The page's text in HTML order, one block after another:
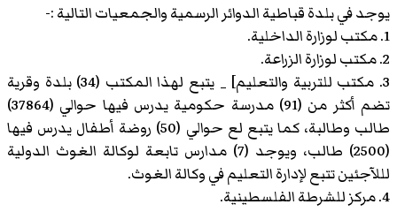
يوجد في بلدة قباطية الدوائر الرسمية والجمعيات التالية :-
1. مكتب لوزارة الداخلية.
2. مكتب لوزارة الزراعة.
3. مكتب للتربية والتعليم] _ يتبع لهذا المكتب (34) بلدة وقرية
تضم أكثر من (91) مدرسة حكومية يدرس فيها حوالي (37864)
طالب وطالبة، كما يتبع لع حوالي (50) روضة أطفال يدرس فيها
(2500) طالب، ويوجد (7) مدارس تابعة لوكالة الغوث الدولية
لللآجئين تتبع لإدارة التعليم في وكالة الغوث.
4. مركز للشرطة الفلسطينية.